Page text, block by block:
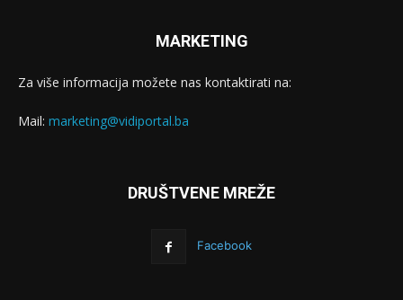
MARKETING
Za više informacija možete nas kontaktirati na:
Mail: marketing@vidiportal.ba
DRUŠTVENE MREŽE
Facebook